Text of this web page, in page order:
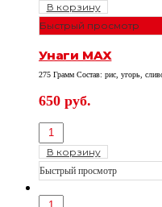
В корзину
Быстрый просмотр
Унаги МAX
275 Грамм Состав: рис, угорь,
650 руб.
В корзину
Быстрый просмотр